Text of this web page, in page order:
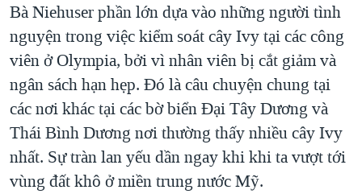
Bà Niehuser phần lớn dựa vào những người tình
nguyện trong việc kiểm soát cây Ivy tại các công
viên ở Olympia, bởi vì nhân viên bị cắt giảm và
ngân sách hạn hẹp. Đó là câu chuyện chung tại
các nơi khác tại các bờ biển Đại Tây Dương và
Thái Bình Dương nơi thường thấy nhiều cây Ivy
nhất. Sự tràn lan yếu dần ngay khi khi ta vượt tới
vùng đất khô ở miền trung nước Mỹ.